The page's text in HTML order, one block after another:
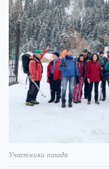
Участники похода